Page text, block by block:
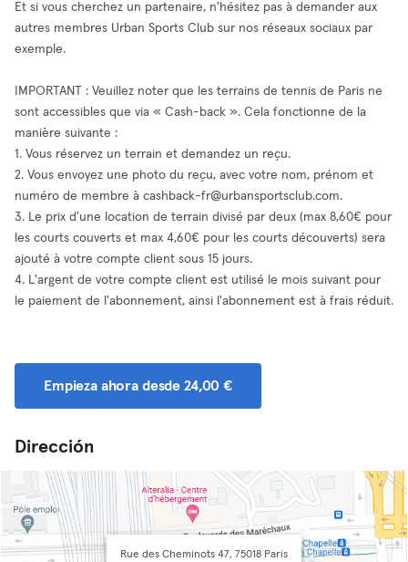
Et si vous cherchez un partenaire, n'hésitez pas à demander aux
autres membres Urban Sports Club sur nos réseaux sociaux par
exemple.
IMPORTANT : Veuillez noter que les terrains de tennis de Paris ne
sont accessibles que via « Cash-back ». Cela fonctionne de la
manière suivante :
1. Vous réservez un terrain et demandez un reçu.
2. Vous envoyez une photo du reçu, avec votre nom, prénom et
numéro de membre à cashback-fr@urbansportsclub.com.
3. Le prix d'une location de terrain divisé par deux (max 8,60€ pour
les courts couverts et max 4,60€ pour les courts découverts) sera
ajouté à votre compte client sous 15 jours.
4. L'argent de votre compte client est utilisé le mois suivant pour
le paiement de l'abonnement, ainsi l'abonnement est à frais réduit.
Empieza ahora desde 24,00 €
Dirección
Rue des Cheminots 47, 75018 Paris